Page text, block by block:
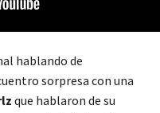
hablando de
sorpresa con una
que hablaron de su